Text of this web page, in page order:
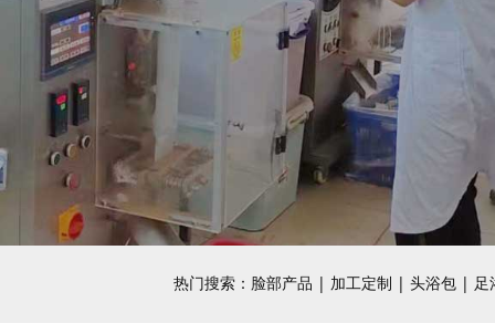
热门搜索： 脸部产品 | 加工定制 | 头浴包| 足